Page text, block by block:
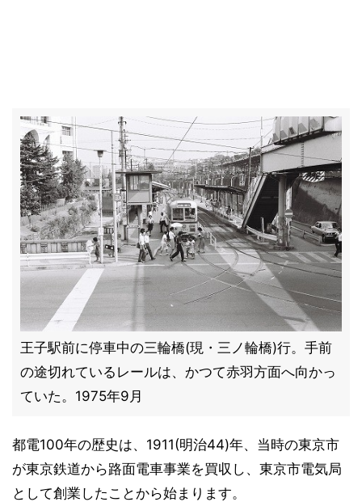
王子駅前に停車中の三輪橋(現・三ノ輪橋)行。手前
の途切れているレールは、かつて赤羽方面へ向かっ
ていた。1975年9月
都電100年の歴史は、1911(明治44)年、当時の東京市
が東京鉄道から路面電車事業を買収し、東京市電気局
として創業したことから始まります。